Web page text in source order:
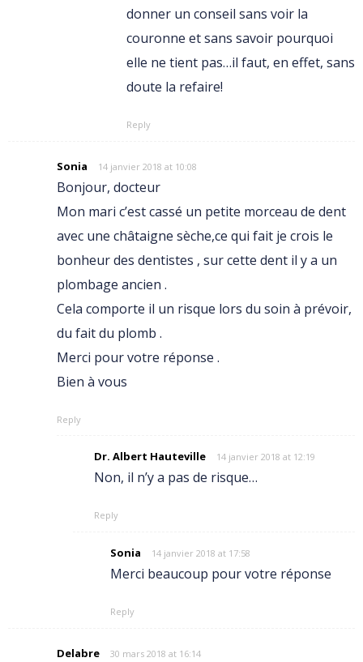
donner un conseil sans voir la
couronne et sans savoir pourquoi
elle ne tient pas…il faut, en effet, sans
doute la refaire!
Reply
Sonia 14 janvier 2018 at 10:08
Bonjour, docteur
Mon mari c’est cassé un petite morceau de dent
avec une châtaigne sèche,ce qui fait je crois le
bonheur des dentistes , sur cette dent il y a un
plombage ancien .
Cela comporte il un risque lors du soin à prévoir,
du fait du plomb .
Merci pour votre réponse .
Bien à vous
Reply
Dr. Albert Hauteville 14 janvier 2018 at 12:19
Non, il n’y a pas de risque…
Reply
Sonia 14 janvier 2018 at 17:58
Merci beaucoup pour votre réponse
Reply
Delabre 30 mars 2018 at 16:14